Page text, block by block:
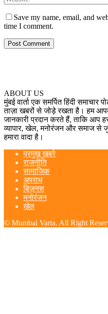
Save my name, email, and
time I comment.
ABOUT US
मुंबई वार्ता एक समर्पित हिंदी
ताज़ा खबरों से जोड़े रखता है। हम
जानकारी प्रदान करते हैं, ताकि आप
व्यापार, खेल, मनोरंजन और समाज से
हमारा वादा है।
प्रमुख खबरे
राजनीति
सामाजिक
अपराध
बिज़नस
मनोरंजन
खेल
© Mumbai Varta. All Right